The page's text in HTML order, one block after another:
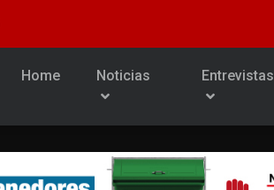
Home Noticias Entrevistas